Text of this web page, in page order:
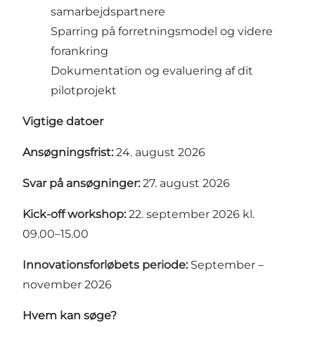
samarbejdspartnere
Sparring på forretningsmodel og videre
forankring
Dokumentation og evaluering af dit
pilotprojekt
Vigtige datoer
Ansøgningsfrist: 24. august 2026
Svar på ansøgninger: 27. august 2026
Kick-off workshop: 22. september 2026 kl.
09.00–15.00
Innovationsforløbets periode: September –
november 2026
Hvem kan søge?